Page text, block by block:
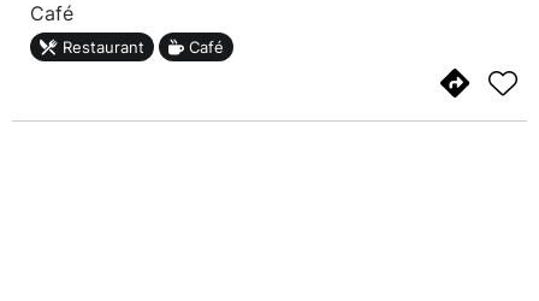
Café
Restaurant Café